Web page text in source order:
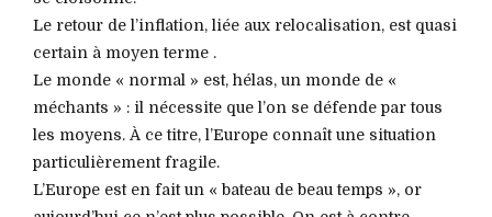
Le retour de l’inflation, liée aux relocalisation, est quasi
certain à moyen terme .
Le monde « normal » est, hélas, un monde de «
méchants » : il nécessite que l’on se défende par tous
les moyens. À ce titre, l’Europe connaît une situation
particulièrement fragile.
L’Europe est en fait un « bateau de beau temps », or